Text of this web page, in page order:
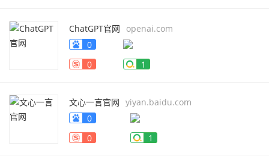
ChatGPT官网
openai.com
0
0
1
文心一言官网 yiyan.baidu.com
0
0
1